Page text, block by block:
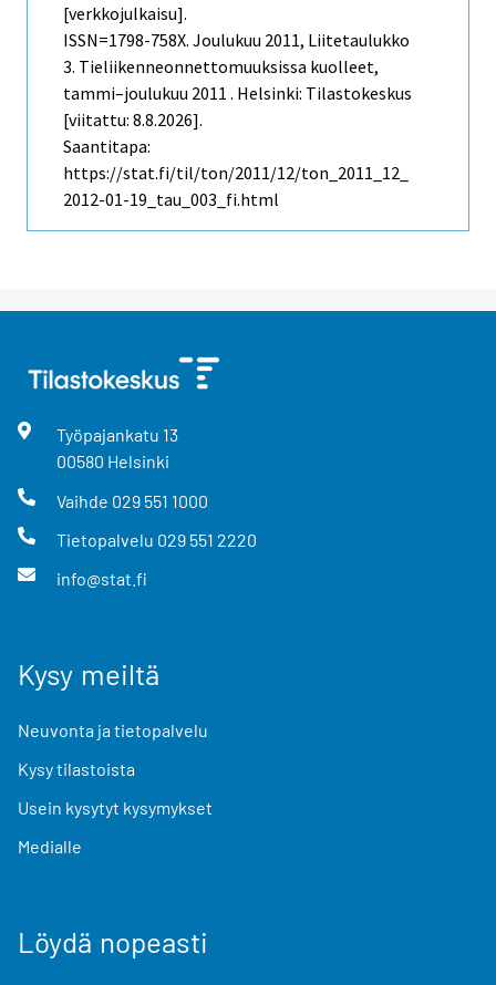
[verkkojulkaisu].
ISSN=1798-758X. Joulukuu 2011, Liitetaulukko
3. Tieliikenneonnettomuuksissa kuolleet,
tammi–joulukuu 2011 . Helsinki: Tilastokeskus
[viitattu: 8.8.2026].
Saantitapa:
https://stat.fi/til/ton/2011/12/ton_2011_12_
2012-01-19_tau_003_fi.html
Työpajankatu 13
00580 Helsinki
Vaihde 029 551 1000
Tietopalvelu 029 551 2220
info@stat.fi
Kysy meiltä
Neuvonta ja tietopalvelu
Kysy tilastoista
Usein kysytyt kysymykset
Medialle
Löydä nopeasti